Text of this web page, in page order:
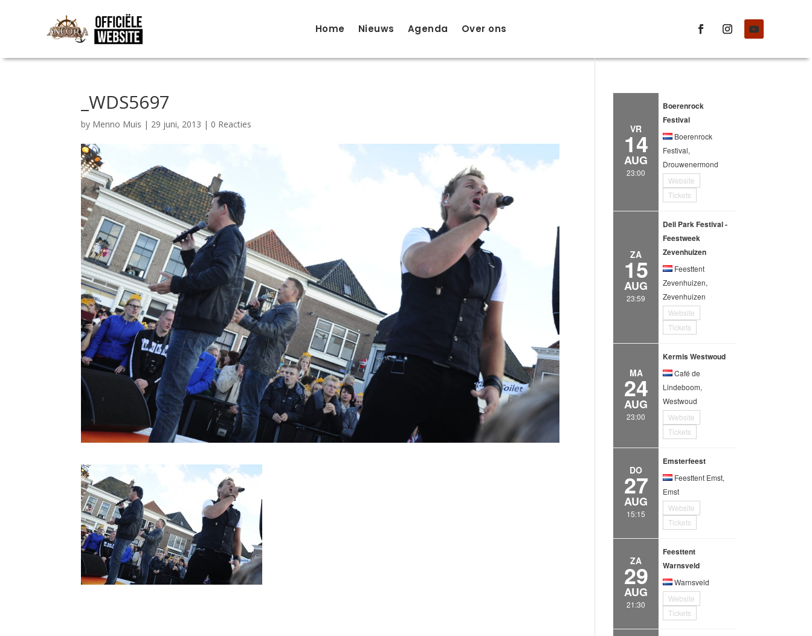
Home Nieuws Agenda Over ons
_WDS5697
by Menno Muis | 29 juni, 2013 | 0 Reacties VR
14
AUG
23:00
Boerenrock
Festival
Boerenrock
Festival,
Drouwenermond
Website
Tickets
ZA
15
AUG
23:59
Deli Park Festival -
Feestweek
Zevenhuizen
Feesttent
Zevenhuizen,
Zevenhuizen
Website
Tickets
MA
24
AUG
23:00
Kermis Westwoud
Café de
Lindeboom,
Westwoud
Website
Tickets
DO
27
AUG
15:15
Emsterfeest
Feesttent Emst,
Emst
Website
Tickets
ZA
29
AUG
21:30
Feesttent
Warnsveld
Warnsveld
Website
Tickets